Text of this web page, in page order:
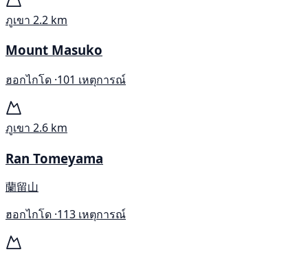
ภูเขา 2.2 km
Mount Masuko
ฮอกไกโด ·101 เหตุการณ์
ภูเขา 2.6 km
Ran Tomeyama
蘭留山
ฮอกไกโด ·113 เหตุการณ์